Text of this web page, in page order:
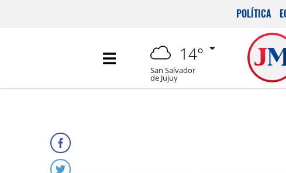
POLÍTICA
14°
San Salvador
de Jujuy